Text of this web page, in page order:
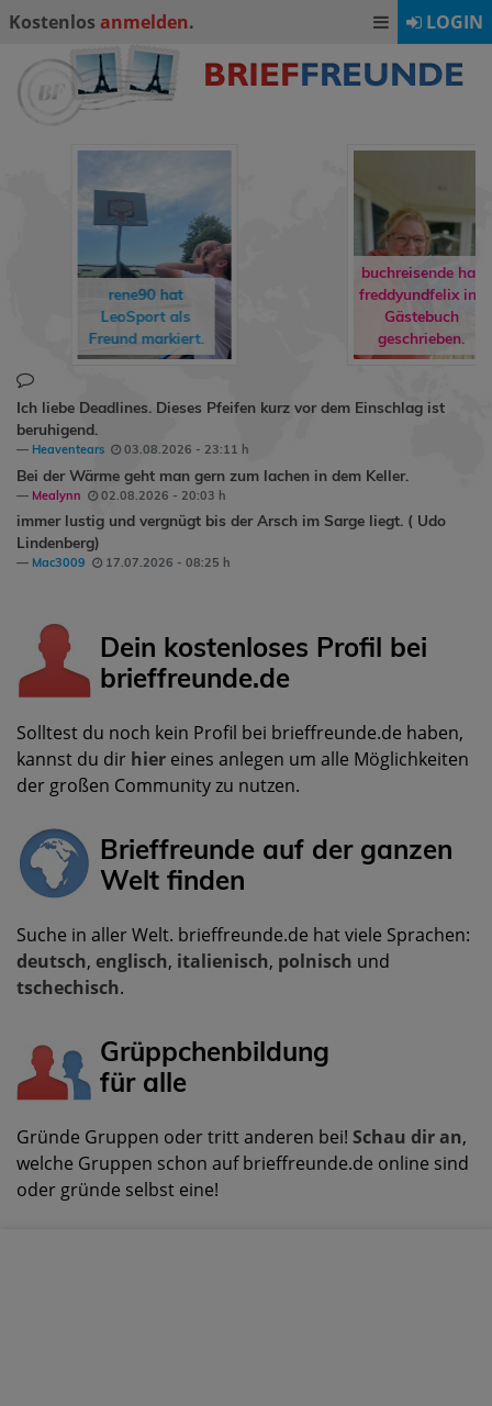
Kostenlos anmelden. LOGIN
rene90hat
LeoSportals
Freund markiert.
buchreisende hat
freddyundfelixins
Gästebuch
geschrieben.
Ich liebe Deadlines. Dieses Pfeifen kurz vor dem Einschlag ist
beruhigend.
Heaventears 03.08.2026 - 23:11 h
Bei der Wärme geht man gern zum lachen in dem Keller.
Mealynn 02.08.2026 - 20:03 h
immer lustig und vergnügt bis der Arsch im Sarge liegt. ( Udo
Lindenberg)
Mac3009 17.07.2026 - 08:25 h
Dein kostenloses Profil bei
brieffreunde.de
Solltest du noch kein Profil bei brieffreunde.de haben,
kannst du dir hier eines anlegen um alle Möglichkeiten
der großen Community zu nutzen.
Brieffreunde auf der ganzen
Welt finden
Suche in aller Welt. brieffreunde.de hat viele Sprachen:
deutsch, englisch, italienisch, polnisch und
tschechisch.
Grüppchenbildung
für alle
Gründe Gruppen oder tritt anderen bei! Schau dir an,
welche Gruppen schon auf brieffreunde.de online sind
oder gründe selbst eine!